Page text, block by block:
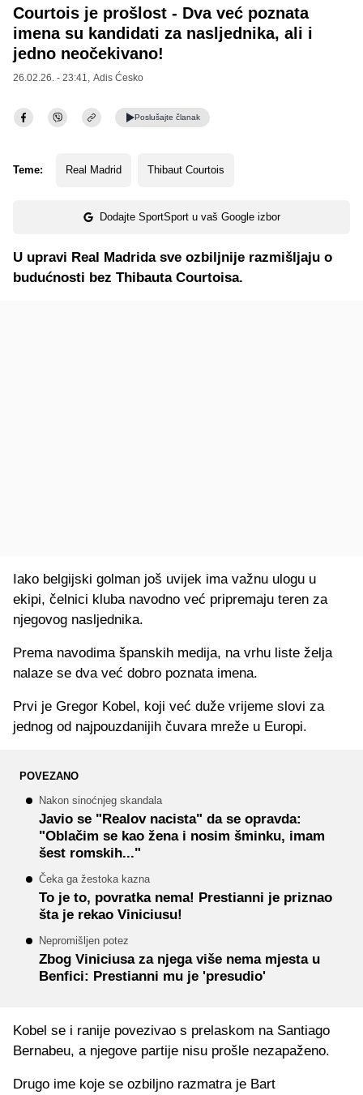
Courtois je prošlost - Dva već poznata
imena su kandidati za nasljednika, ali i
jedno neočekivano!
26.02.26. - 23:41, Adis Ćesko
Poslušajte članak
Teme: Real Madrid Thibaut Courtois
Dodajte SportSport u vaš Google izbor
U upravi Real Madrida sve ozbiljnije razmišljaju o
budućnosti bez Thibauta Courtoisa.
Iako belgijski golman još uvijek ima važnu ulogu u
ekipi, čelnici kluba navodno već pripremaju teren za
njegovog nasljednika.
Prema navodima španskih medija, na vrhu liste želja
nalaze se dva već dobro poznata imena.
Prvi je Gregor Kobel, koji već duže vrijeme slovi za
jednog od najpouzdanijih čuvara mreže u Europi.
POVEZANO
Nakon sinoćnjeg skandala
Javio se "Realov nacista" da se opravda:
"Oblačim se kao žena i nosim šminku, imam
šest romskih..."
Čeka ga žestoka kazna
To je to, povratka nema! Prestianni je priznao
šta je rekao Viniciusu!
Nepromišljen potez
Zbog Viniciusa za njega više nema mjesta u
Benfici: Prestianni mu je 'presudio'
Kobel se i ranije povezivao s prelaskom na Santiago
Bernabeu, a njegove partije nisu prošle nezapaženo.
Drugo ime koje se ozbiljno razmatra je Bart